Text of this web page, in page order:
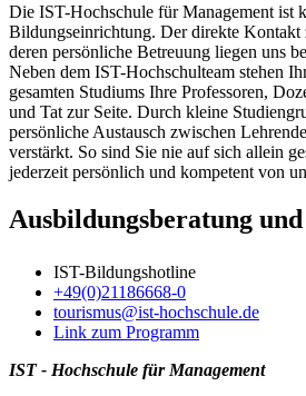
Die IST-Hochschule für Management ist
Bildungseinrichtung. Der direkte Kontakt
deren persönliche Betreuung liegen uns
Neben dem IST-Hochschulteam stehen
gesamten Studiums Ihre Professoren,
und Tat zur Seite. Durch kleine
persönliche Austausch zwischen
verstärkt. So sind Sie nie auf sich allein
jederzeit persönlich und kompetent von
Ausbildungsberatung
IST-Bildungshotline
+49(0)21186668-0
tourismus@ist-hochschule.de
Link zum Programm
IST - Hochschule für Management